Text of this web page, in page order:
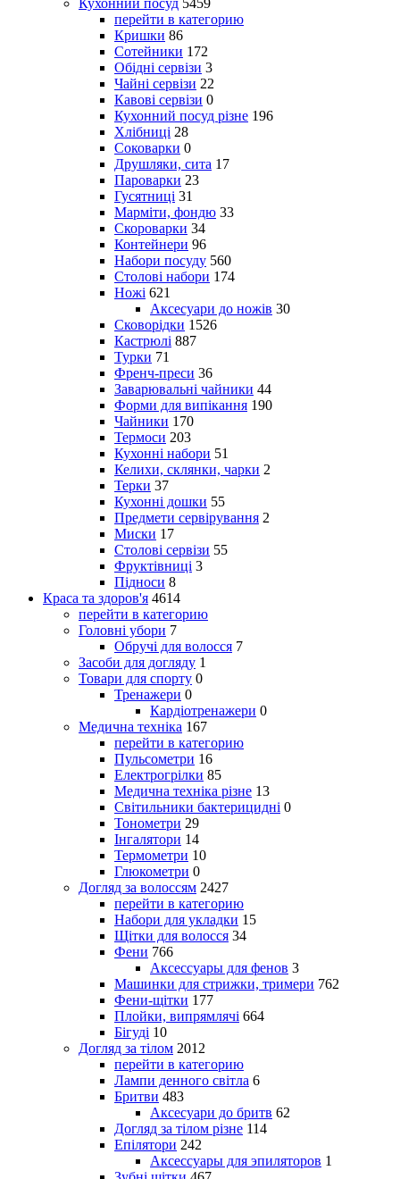
Кухонний посуд 5459
перейти в категорию
Кришки 86
Сотейники 172
Обідні сервізи 3
Чайні сервізи 22
Кавові сервізи 0
Кухонний посуд різне 196
Хлібниці 28
Соковарки 0
Друшляки, сита 17
Пароварки 23
Гусятниці 31
Марміти, фондю 33
Скороварки 34
Контейнери 96
Набори посуду 560
Столові набори 174
Ножі 621
Аксесуари до ножів 30
Сковорідки 1526
Кастрюлі 887
Турки 71
Френч-преси 36
Заварювальні чайники 44
Форми для випікання 190
Чайники 170
Термоси 203
Кухонні набори 51
Келихи, склянки, чарки 2
Терки 37
Кухонні дошки 55
Предмети сервірування 2
Миски 17
Столові сервізи 55
Фруктівниці 3
Підноси 8
Краса та здоров'я 4614
перейти в категорию
Головні убори 7
Обручі для волосся 7
Засоби для догляду 1
Товари для спорту 0
Тренажери 0
Кардіотренажери 0
Медична техніка 167
перейти в категорию
Пульсометри 16
Електрогрілки 85
Медична техніка різне 13
Світильники бактерицидні 0
Тонометри 29
Інгалятори 14
Термометри 10
Глюкометри 0
Догляд за волоссям 2427
перейти в категорию
Набори для укладки 15
Щітки для волосся 34
Фени 766
Аксессуары для фенов 3
Машинки для стрижки, тримери 762
Фени-щітки 177
Плойки, випрямлячі 664
Бігуді 10
Догляд за тілом 2012
перейти в категорию
Лампи денного світла 6
Бритви 483
Аксесуари до бритв 62
Догляд за тілом різне 114
Епілятори 242
Аксессуары для эпиляторов 1